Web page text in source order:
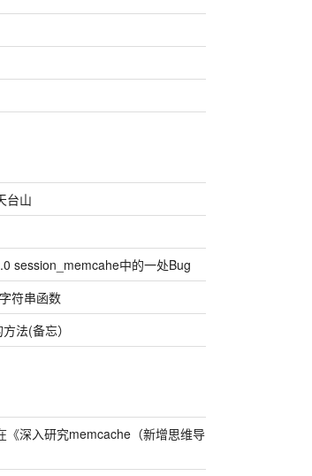
必须写成<body  > 。大小写夹杂也是不
台山
session_memcahe中的一处Bug
符串函数
法(备忘）
《深入研究memcache（新增思维导